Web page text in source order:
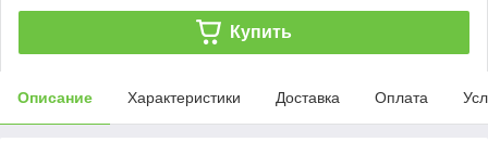
Купить
Описание Характеристики Доставка Оплата